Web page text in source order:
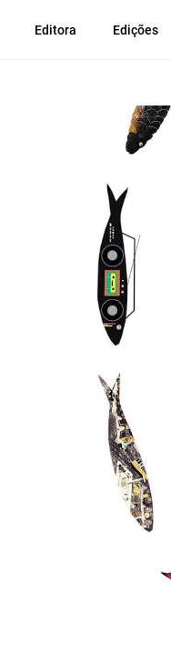
Editora Edições